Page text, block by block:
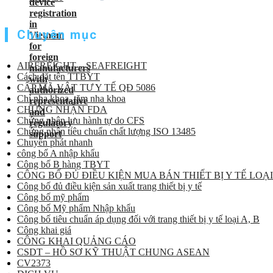
Chuyên mục
AIRFREIGHT – SEAFREIGHT
Cách đặt tên TTBYT
CẤP MÃ VẬT TƯ Y TẾ QĐ 5086
Chỉ nha khoa, tăm nha khoa
CHỨNG NHẬN FDA
Chứng nhận lưu hành tự do CFS
Chứng nhận tiêu chuẩn chất lượng ISO 13485
Chuyển phát nhanh
công bố A nhập khẩu
Công bố B hàng TBYT
CÔNG BỐ ĐỦ ĐIỀU KIỆN MUA BÁN THIẾT BỊ Y TẾ
Công bố đủ điều kiện sản xuất trang thiết bị y tế
Công bố mỹ phẩm
Công bố Mỹ phẩm Nhập khẩu
Công bố tiêu chuẩn áp dụng đối với trang thiết bị y tế loại A, B
Công khai giá
CÔNG KHAI QUẢNG CÁO
CSDT – HỒ SƠ KỸ THUẬT CHUNG ASEAN
CV2373